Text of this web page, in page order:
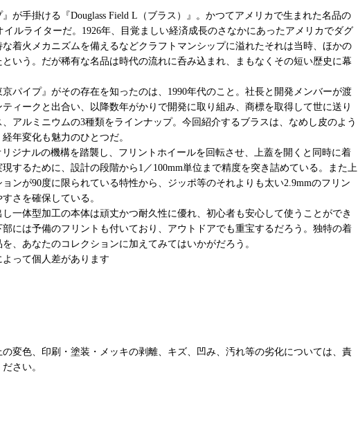
が手掛ける『Douglass Field L（ブラス）』。かつてアメリカで生まれた名品の
ルライターだ。1926年、目覚ましい経済成長のさなかにあったアメリカでダグ
着火メカニズムを備えるなどクラフトマンシップに溢れたそれは当時、ほかの
いう。だが稀有な名品は時代の流れに呑み込まれ、まもなくその短い歴史に幕
パイプ』がその存在を知ったのは、1990年代のこと。社長と開発メンバーが渡
ィークと出合い、以降数年がかりで開発に取り組み、商標を取得して世に送り
アルミニウムの3種類をラインナップ。今回紹介するブラスは、なめし皮のよう
年変化も魅力のひとつだ。
リジナルの機構を踏襲し、フリントホイールを回転させ、上蓋を開くと同時に着
するために、設計の段階から1／100mm単位まで精度を突き詰めている。また上
ンが90度に限られている特性から、ジッポ等のそれよりも太い2.9mmのフリン
さを確保している。
一体型加工の本体は頑丈かつ耐久性に優れ、初心者も安心して使うことができ
には予備のフリントも付いており、アウトドアでも重宝するだろう。独特の着
、あなたのコレクションに加えてみてはいかがだろう。
って個人差があります
変色、印刷・塗装・メッキの剥離、キズ、凹み、汚れ等の劣化については、責
さい。